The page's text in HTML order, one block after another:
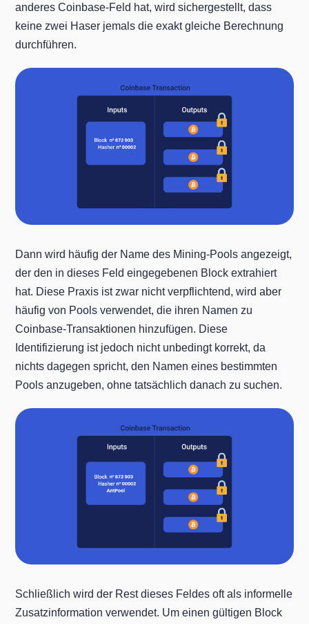
anderes Coinbase-Feld hat, wird sichergestellt, dass
keine zwei Haser jemals die exakt gleiche Berechnung
durchführen.
Dann wird häufig der Name des Mining-Pools angezeigt,
der den in dieses Feld eingegebenen Block extrahiert
hat. Diese Praxis ist zwar nicht verpflichtend, wird aber
häufig von Pools verwendet, die ihren Namen zu
Coinbase-Transaktionen hinzufügen. Diese
Identifizierung ist jedoch nicht unbedingt korrekt, da
nichts dagegen spricht, den Namen eines bestimmten
Pools anzugeben, ohne tatsächlich danach zu suchen.
Schließlich wird der Rest dieses Feldes oft als informelle
Zusatzinformation verwendet. Um einen gültigen Block